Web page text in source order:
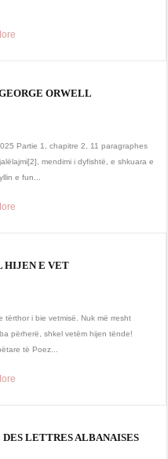
ORWELL
Partie 1, chapitre 2, 11 paragraphes
mendimi i dyfishtë, e shkuara e
e fun...
HIJEN E VET
i bie vetmisë. Nuk më rresht
përherë, shkel vetëm hijen tënde!
të Poez...
LETTRES ALBANAISES